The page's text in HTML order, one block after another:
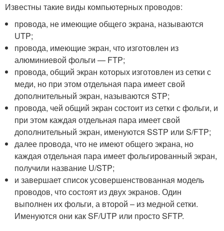
Известны такие виды компьютерных проводов:
провода, не имеющие общего экрана, называются
UTP;
провода, имеющие экран, что изготовлен из
алюминиевой фольги — FTP;
провода, общий экран которых изготовлен из сетки с
меди, но при этом отдельная пара имеет свой
дополнительный экран, называются STP;
провода, чей общий экран состоит из сетки с фольги, и
при этом каждая отдельная пара имеет свой
дополнительный экран, именуются SSTP или S/FTP;
далее провода, что не имеют общего экрана, но
каждая отдельная пара имеет фольгированный экран,
получили название U/STP;
и завершает список усовершенствованная модель
проводов, что состоят из двух экранов. Один
выполнен их фольги, а второй – из медной сетки.
Именуются они как SF/UTP или просто SFTP.